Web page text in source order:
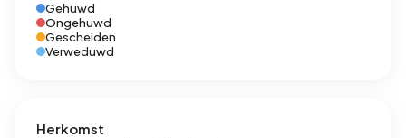
Gehuwd
Ongehuwd
Gescheiden
Verweduwd
Herkomst